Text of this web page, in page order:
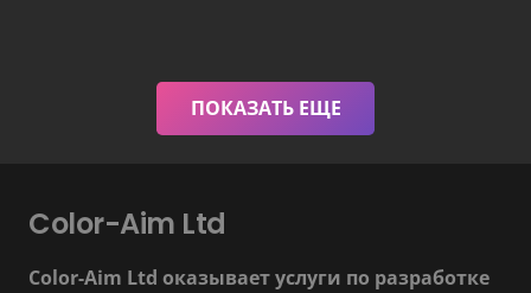
ПОКАЗАТЬ ЕЩЕ
Color-Aim Ltd
Color-Aim Ltd оказывает услуги по разработке